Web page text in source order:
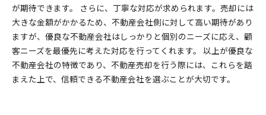
が期待できます。 さらに、丁寧な対応が求められます。売却には
大きな金額がかかるため、不動産会社側に対して高い期待があり
ますが、優良な不動産会社はしっかりと個別のニーズに応え、顧
客ニーズを最優先に考えた対応を行ってくれます。 以上が優良な
不動産会社の特徴であり、不動産売却を行う際には、これらを踏
まえた上で、信頼できる不動産会社を選ぶことが大切です。